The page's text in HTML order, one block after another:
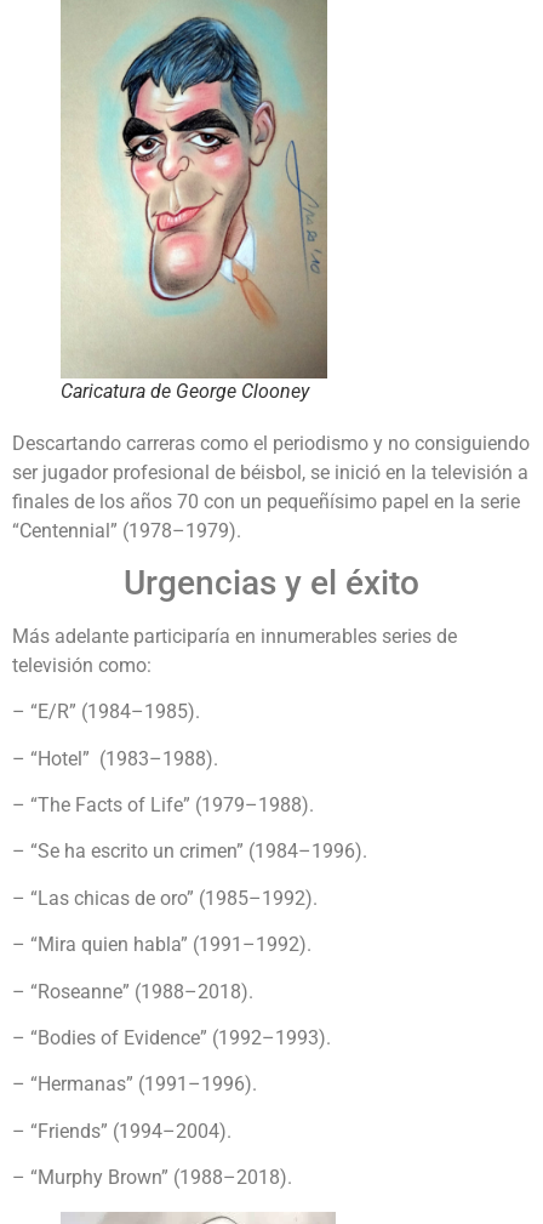
Caricatura de George Clooney
Descartando carreras como el periodismo y no consiguiendo
ser jugador profesional de béisbol, se inició en la televisión a
finales de los años 70 con un pequeñísimo papel en la serie
“Centennial” (1978–1979).
Urgencias y el éxito
Más adelante participaría en innumerables series de
televisión como:
– “E/R” (1984–1985).
– “Hotel” (1983–1988).
– “The Facts of Life” (1979–1988).
– “Se ha escrito un crimen” (1984–1996).
– “Las chicas de oro” (1985–1992).
– “Mira quien habla” (1991–1992).
– “Roseanne” (1988–2018).
– “Bodies of Evidence” (1992–1993).
– “Hermanas” (1991–1996).
– “Friends” (1994–2004).
– “Murphy Brown” (1988–2018).